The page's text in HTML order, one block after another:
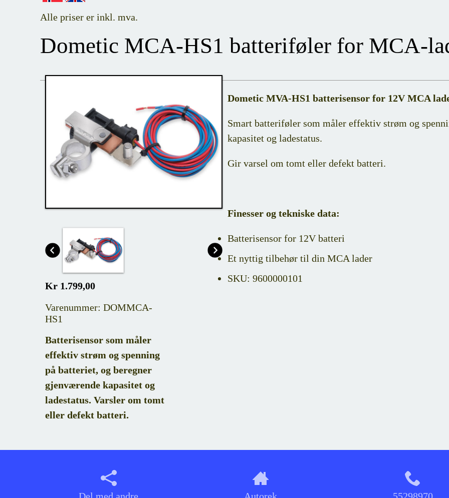
Alle priser er inkl. mva.
Dometic MCA-HS1 batteriføler for MCA-
Kr 1.799,00
Varenummer: DOMMCA-
HS1
Batterisensor som måler
effektiv strøm og spenning
på batteriet, og beregner
gjenværende kapasitet og
ladestatus. Varsler om tomt
eller defekt batteri.
Dometic MVA-HS1 batterisensor for 12V MCA
Smart batteriføler som måler effektiv strøm og
kapasitet og ladestatus.
Gir varsel om tomt eller defekt batteri.
Finesser og tekniske data:
Batterisensor for 12V batteri
Et nyttig tilbehør til din MCA lader
SKU: 9600000101